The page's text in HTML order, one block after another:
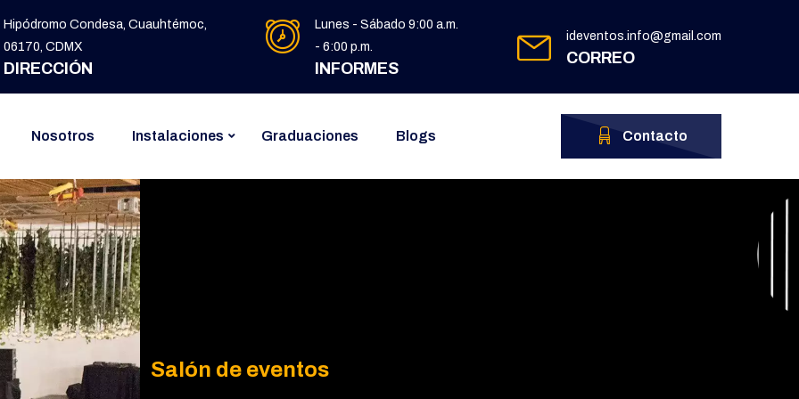
Hipódromo Condesa, Cuauhtémoc,
06170, CDMX
DIRECCIÓN
Lunes - Sábado 9:00 a.m.
- 6:00 p.m.
INFORMES
ideventos.info@gmail.com
CORREO
Nosotros Instalaciones Graduaciones Blogs Contacto
Salón de eventos